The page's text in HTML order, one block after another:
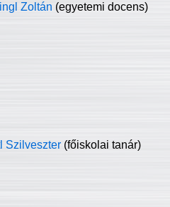
Zoltán (egyetemi docens)
Szilveszter (főiskolai tanár)